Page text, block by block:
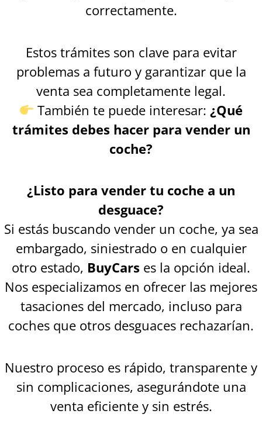
correctamente.
Estos trámites son clave para evitar
problemas a futuro y garantizar que la
venta sea completamente legal.
También te puede interesar: ¿Qué
trámites debes hacer para vender un
coche?
¿Listo para vender tu coche a un
desguace?
Si estás buscando vender un coche, ya sea
embargado, siniestrado o en cualquier
otro estado, BuyCars es la opción ideal.
Nos especializamos en ofrecer las mejores
tasaciones del mercado, incluso para
coches que otros desguaces rechazarían.
Nuestro proceso es rápido, transparente y
sin complicaciones, asegurándote una
venta eficiente y sin estrés.